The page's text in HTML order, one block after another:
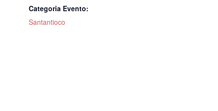
Categoria Evento:
Santantioco